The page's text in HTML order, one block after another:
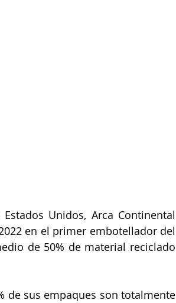
Unidos, Arca Continental
en el primer embotellador del
de 50% de material reciclado
de sus empaques son totalmente